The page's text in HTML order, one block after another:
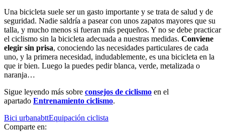
Una bicicleta suele ser un gasto importante y se trata de salud y de
seguridad. Nadie saldría a pasear con unos zapatos mayores que su
talla, y mucho menos si fueran más pequeños. Y no se debe practicar
el ciclismo sin la bicicleta adecuada a nuestras medidas. Conviene
elegir sin prisa, conociendo las necesidades particulares de cada
uno, y la primera necesidad, indudablemente, es una bicicleta en la
que ir bien. Luego la puedes pedir blanca, verde, metalizada o
naranja…
Sigue leyendo más sobre consejos de ciclismo en el
apartado Entrenamiento ciclismo.
Bici urbanabttEquipación ciclista
Comparte en: